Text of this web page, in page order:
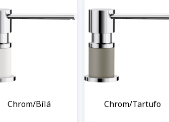
Chrom/Bílá Chrom/Tartufo